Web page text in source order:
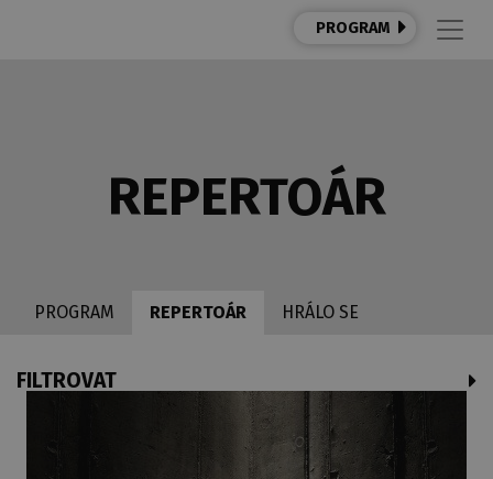
PROGRAM
REPERTOÁR
PROGRAM REPERTOÁR HRÁLO SE
FILTROVAT